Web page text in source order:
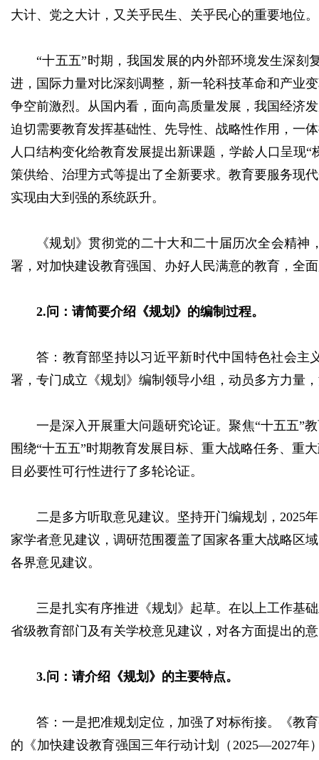
大计、党之大计，又关乎民生、关乎民心的重要地位。
“十五五”时期，我国发展的内外部环境发生深
进，国际力量对比深刻调整，新一轮科技革命和产业
争空前激烈。从国内看，面向高质量发展，我国经济
迫切需要教育发挥基础性、先导性、战略性作用，一
人口结构变化给教育发展提出新课题，学龄人口呈现
策供给、治理方式等提出了全新要求。教育要服务现
实现由大到强的系统跃升。
《规划》贯彻党的二十大和二十届历次全会精
署，对加快建设教育强国、办好人民满意的教育，全
2.问：请简要介绍《规划》的编制过程。
答：教育部坚持以习近平新时代中国特色社会主
署，专门成立《规划》编制领导小组，动员多方力量
一是深入开展重大问题研究论证。聚焦“十五五”
围绕“十五五”时期教育发展目标、重大战略任务、重
目必要性可行性进行了多轮论证。
二是多方听取意见建议。坚持开门编规划，2025
家学者意见建议，调研范围覆盖了国家各重大战略区
各界意见建议。
三是扎实有序推进《规划》起草。在以上工作基
省级教育部门及有关学校意见建议，对各方面提出的
3.问：请介绍《规划》的主要特点。
答：一是把准规划定位，加强了对标衔接。《教
的《加快建设教育强国三年行动计划（2025—2027